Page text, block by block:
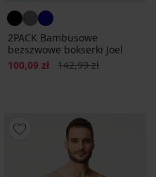
2PACK Bambusowe
bezszwowe bokserki Joel
Zniżka
100,09 zł Pierwotna cena
142,99 zł